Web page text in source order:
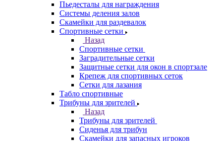
Пьедесталы для награждения
Системы деления залов
Скамейки для раздевалок
Спортивные сетки
Назад
Спортивные сетки
Заградительные сетки
Защитные сетки для окон в спортзале
Крепеж для спортивных сеток
Сетки для лазания
Табло спортивные
Трибуны для зрителей
Назад
Трибуны для зрителей
Сиденья для трибун
Скамейки для запасных игроков